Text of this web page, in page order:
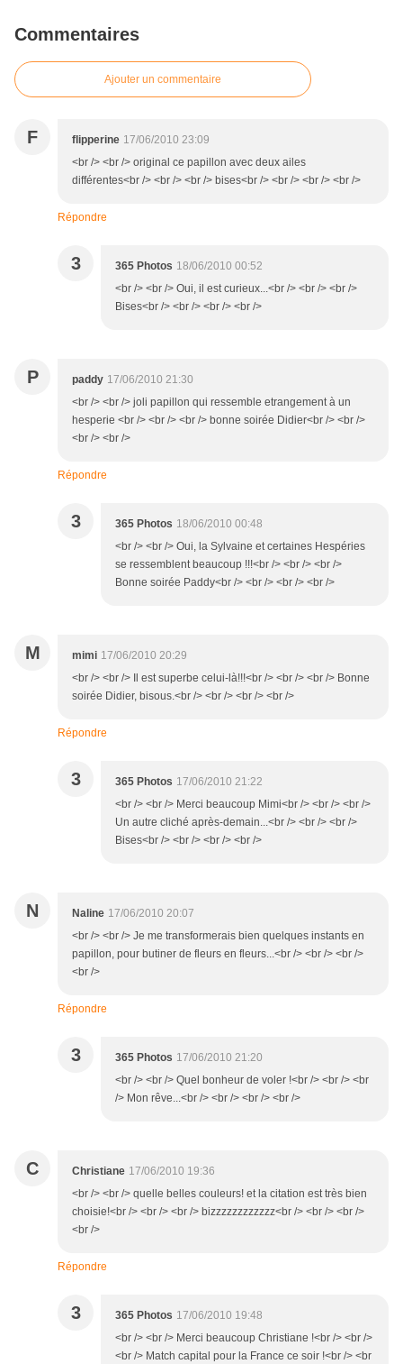
Commentaires
Ajouter un commentaire
F flipperine 17/06/2010 23:09
<br /> <br /> original ce papillon avec deux ailes
différentes<br /> <br /> <br /> bises<br /> <br /> <br /> <br />
Répondre
3 365 Photos 18/06/2010 00:52
<br /> <br /> Oui, il est curieux...<br /> <br /> <br />
Bises<br /> <br /> <br /> <br />
P paddy 17/06/2010 21:30
<br /> <br /> joli papillon qui ressemble etrangement à un
hesperie <br /> <br /> <br /> bonne soirée Didier<br /> <br />
<br /> <br />
Répondre
3 365 Photos 18/06/2010 00:48
<br /> <br /> Oui, la Sylvaine et certaines Hespéries
se ressemblent beaucoup !!!<br /> <br /> <br />
Bonne soirée Paddy<br /> <br /> <br /> <br />
M mimi 17/06/2010 20:29
<br /> <br /> Il est superbe celui-là!!!<br /> <br /> <br /> Bonne
soirée Didier, bisous.<br /> <br /> <br /> <br />
Répondre
3 365 Photos 17/06/2010 21:22
<br /> <br /> Merci beaucoup Mimi<br /> <br /> <br />
Un autre cliché après-demain...<br /> <br /> <br />
Bises<br /> <br /> <br /> <br />
N Naline 17/06/2010 20:07
<br /> <br /> Je me transformerais bien quelques instants en
papillon, pour butiner de fleurs en fleurs...<br /> <br /> <br />
<br />
Répondre
3 365 Photos 17/06/2010 21:20
<br /> <br /> Quel bonheur de voler !<br /> <br /> <br
/> Mon rêve...<br /> <br /> <br /> <br />
C Christiane 17/06/2010 19:36
<br /> <br /> quelle belles couleurs! et la citation est très bien
choisie!<br /> <br /> <br /> bizzzzzzzzzzzz<br /> <br /> <br />
<br />
Répondre
3 365 Photos 17/06/2010 19:48
<br /> <br /> Merci beaucoup Christiane !<br /> <br />
<br /> Match capital pour la France ce soir !<br /> <br